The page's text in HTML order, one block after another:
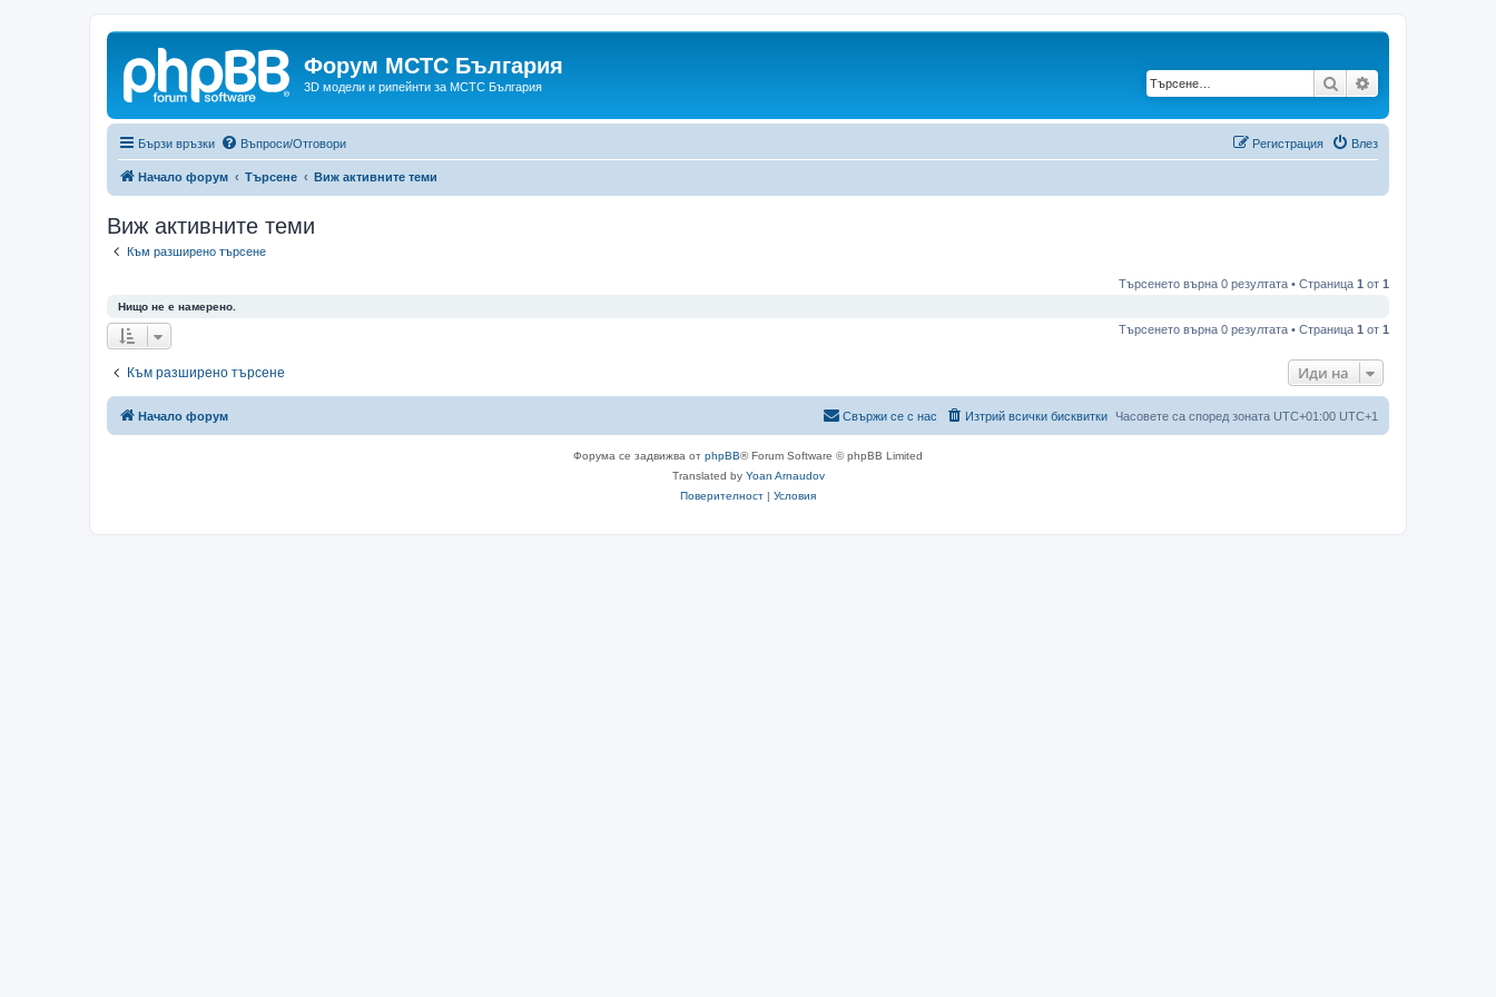
Форум МСТС България
3D модели и рипейнти за МСТС България Търсене
Бързи връзки Въпроси/Отговори Влез
Регистрация
Начало форум Търсене Виж активните теми
Виж активните теми
Към разширено търсене
Търсенето върна 0 резултата • Страница 1 от 1
Нищо не е намерено.
Търсенето върна 0 резултата • Страница 1 от 1
Към разширено търсене Иди на
Начало форум Часовете са според зоната UTC+01:00 UTC+1
Изтрий всички бисквитки
Свържи се с нас
Форума се задвижва от phpBB® Forum Software © phpBB Limited
Translated by Yoan Arnaudov
Поверителност | Условия